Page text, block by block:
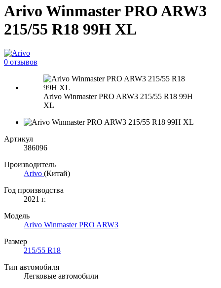
Arivo Winmaster PRO ARW3
215/55 R18 99H XL
0 отзывов
Arivo Winmaster PRO ARW3 215/55 R18 99H
XL
Артикул
386096
Производитель
Arivo (Китай)
Год производства
2021 г.
Модель
Arivo Winmaster PRO ARW3
Размер
215/55 R18
Тип автомобиля
Легковые автомобили